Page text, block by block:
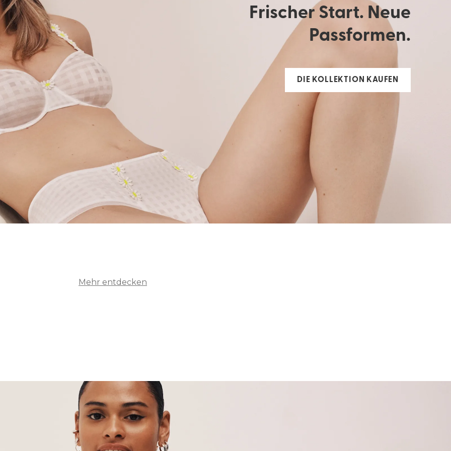
Meine Größe finden
Frischer Start. Neue
Passformen.
DIE KOLLEKTION KAUFEN
Mehr entdecken